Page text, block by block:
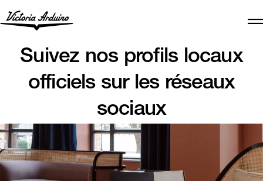
Suivez nos profils locaux
officiels sur les réseaux
sociaux